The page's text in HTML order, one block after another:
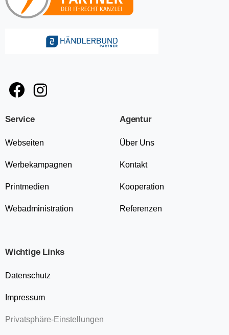
Service
Webseiten
Werbekampagnen
Printmedien
Webadministration
Agentur
Über Uns
Kontakt
Kooperation
Referenzen
Wichtige Links
Datenschutz
Impressum
Privatsphäre-Einstellungen